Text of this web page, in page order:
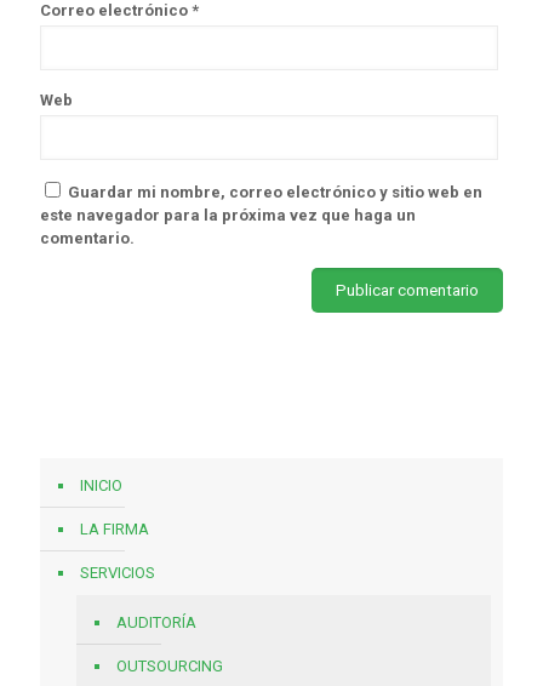
Correo electrónico *
Web
Guardar mi nombre, correo electrónico y sitio web en
este navegador para la próxima vez que haga un
comentario.
INICIO
LA FIRMA
SERVICIOS
AUDITORÍA
OUTSOURCING